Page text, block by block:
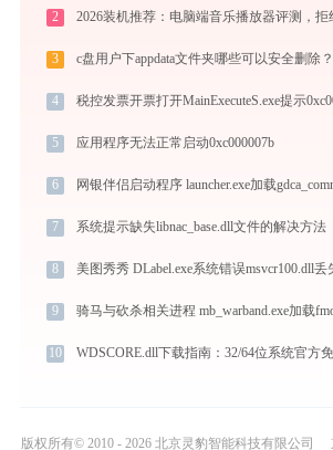
2
3 c盘用户下appdata文件夹哪些可以安全删除？
4
5 应用程序无法正常启动0xc000007b
6
7 系统提示缺失libnac_base.dll文件的解决方法
8 美图秀秀 DLabel.exe系统错误msvcr100.dll
9
10
版权所有© 2010 - 2026 北京灵豹智能科技有限公司